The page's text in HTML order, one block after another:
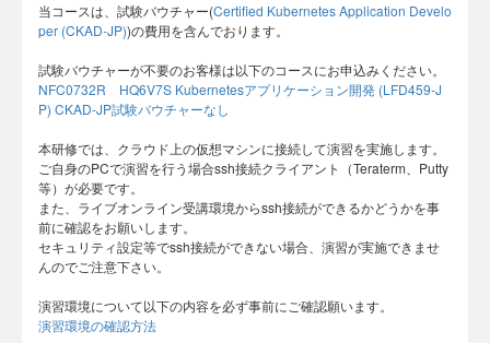
当コースは、試験バウチャー(Certified Kubernetes Application Develo
per (CKAD-JP))の費用を含んでおります。
試験バウチャーが不要のお客様は以下のコースにお申込みください。
NFC0732R HQ6V7S Kubernetesアプリケーション開発 (LFD459-J
P) CKAD-JP試験バウチャーなし
本研修では、クラウド上の仮想マシンに接続して演習を実施します。
ご自身のPCで演習を行う場合ssh接続クライアント（Teraterm、Putty
等）が必要です。
また、ライブオンライン受講環境からssh接続ができるかどうかを事
前に確認をお願いします。
セキュリティ設定等でssh接続ができない場合、演習が実施できませ
んのでご注意下さい。
演習環境について以下の内容を必ず事前にご確認願います。
演習環境の確認方法